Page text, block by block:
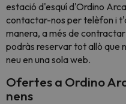
estació d'esquí d'Ordino
contactar-nos per telèfon i
manera, a més de
podràs reservar tot allò que
neu en una sola web.
Ofertes a Ordino
nens